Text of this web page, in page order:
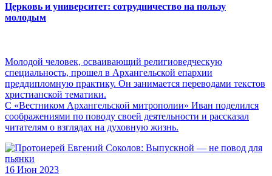
Церковь и университет: сотрудничество на пользу
молодым
Молодой человек, осваивающий религиоведческую
специальность, прошел в Архангельской епархии
преддипломную практику. Он занимается переводами текстов
христианской тематики.
С «Вестником Архангельской митрополии» Иван поделился
соображениями по поводу своей деятельности и рассказал
читателям о взглядах на духовную жизнь.
16 Июн 2023